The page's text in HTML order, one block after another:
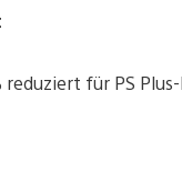
reduziert für PS